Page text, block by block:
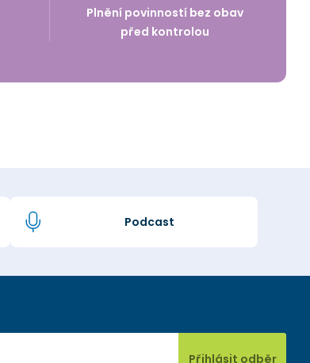
Plnění povinností bez obav
před kontrolou
Podcast
Přihlásit odběr